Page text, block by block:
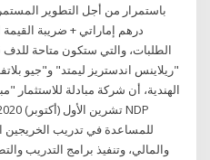
درهم إماراتي + ضريبة
"ريلاينس اندستريز ليمتد" و"جيو
للمساعدة في تدريب الخريجين
والمالي، وتنفيذ برامج التدريب